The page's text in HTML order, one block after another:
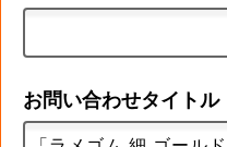
お問い合わせタイトル